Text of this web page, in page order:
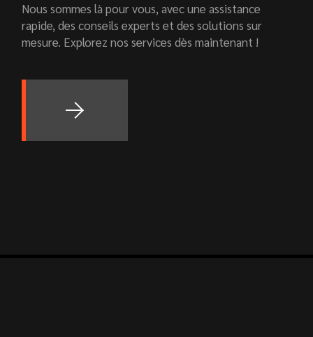
Nous sommes là pour vous, avec une assistance
rapide, des conseils experts et des solutions sur
mesure. Explorez nos services dès maintenant !